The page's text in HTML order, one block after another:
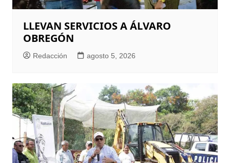
LLEVAN SERVICIOS A ÁLVARO
OBREGÓN
Redacción agosto 5, 2026